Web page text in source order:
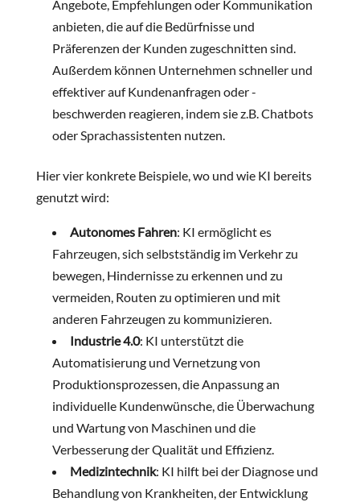
Angebote, Empfehlungen oder Kommunikation
anbieten, die auf die Bedürfnisse und
Präferenzen der Kunden zugeschnitten sind.
Außerdem können Unternehmen schneller und
effektiver auf Kundenanfragen oder -
beschwerden reagieren, indem sie z.B. Chatbots
oder Sprachassistenten nutzen.
Hier vier konkrete Beispiele, wo und wie KI bereits
genutzt wird:
Autonomes Fahren: KI ermöglicht es
Fahrzeugen, sich selbstständig im Verkehr zu
bewegen, Hindernisse zu erkennen und zu
vermeiden, Routen zu optimieren und mit
anderen Fahrzeugen zu kommunizieren.
Industrie 4.0: KI unterstützt die
Automatisierung und Vernetzung von
Produktionsprozessen, die Anpassung an
individuelle Kundenwünsche, die Überwachung
und Wartung von Maschinen und die
Verbesserung der Qualität und Effizienz.
Medizintechnik: KI hilft bei der Diagnose und
Behandlung von Krankheiten, der Entwicklung